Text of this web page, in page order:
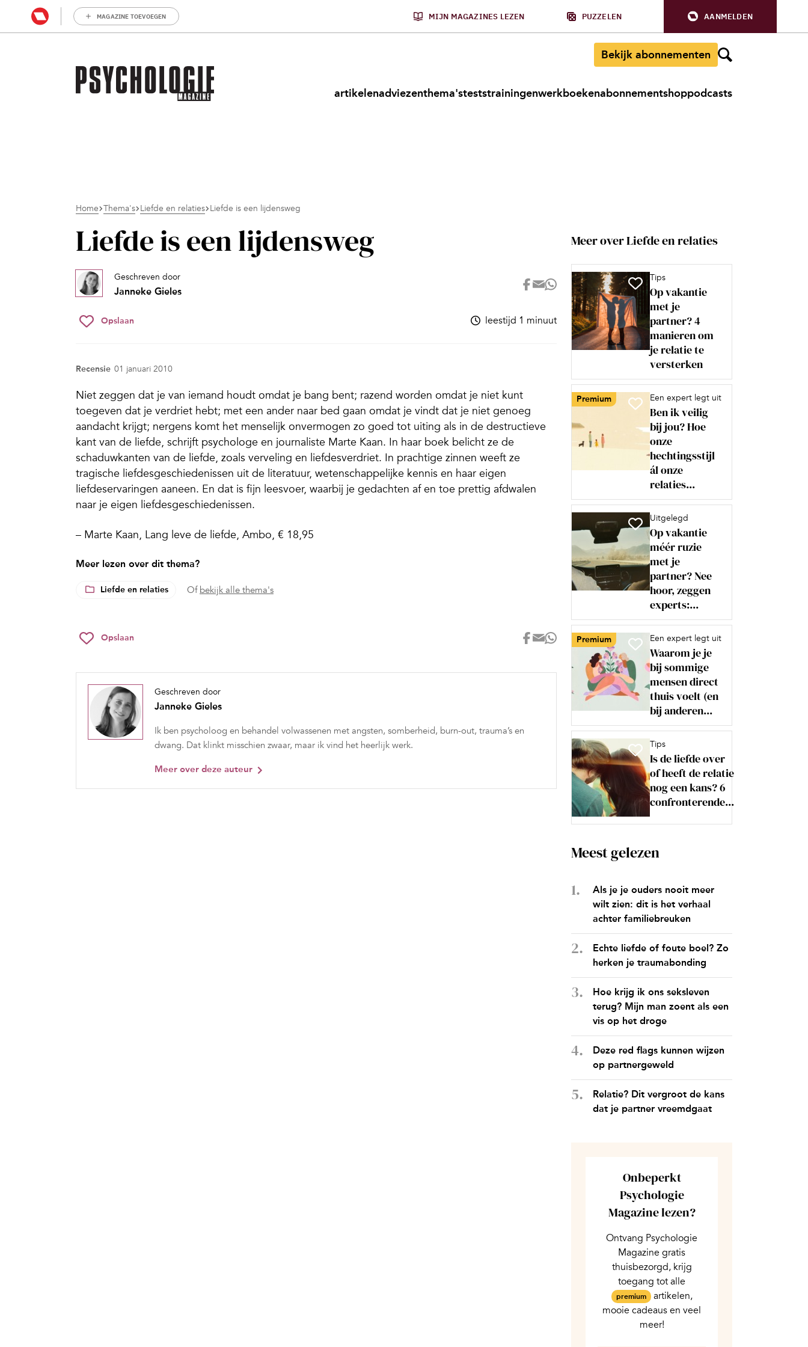
MAGAZINE TOEVOEGEN MIJN MAGAZINES LEZEN PUZZELEN AANMELDEN
Bekijk abonnementen
artikelenadviezenthema'steststrainingenwerkboekenabonnementshoppodcasts
Home Thema's Liefde en relaties Liefde is een lijdensweg
Liefde is een lijdensweg
Geschreven door
Janneke Gieles
Opslaan leestijd 1 minuut
Recensie 01 januari 2010
Niet zeggen dat je van iemand houdt omdat je bang bent; razend worden omdat je niet kunt
toegeven dat je verdriet hebt; met een ander naar bed gaan omdat je vindt dat je niet genoeg
aandacht krijgt; nergens komt het menselijk onvermogen zo goed tot uiting als in de destructieve
kant van de liefde, schrijft psychologe en journaliste Marte Kaan. In haar boek belicht ze de
schaduwkanten van de liefde, zoals verveling en liefdesverdriet. In prachtige zinnen weeft ze
tragische liefdesgeschiedenissen uit de literatuur, wetenschappelijke kennis en haar eigen
liefdeservaringen aaneen. En dat is fijn leesvoer, waarbij je gedachten af en toe prettig afdwalen
naar je eigen liefdesgeschiedenissen.
– Marte Kaan, Lang leve de liefde, Ambo, € 18,95
Meer lezen over dit thema?
Liefde en relaties Of bekijk alle thema's
Opslaan
Geschreven door
Janneke Gieles
Ik ben psycholoog en behandel volwassenen met angsten, somberheid, burn-out, trauma’s en
dwang. Dat klinkt misschien zwaar, maar ik vind het heerlijk werk.
Meer over deze auteur
Meer over Liefde en relaties
Tips
Op vakantie
met je
partner? 4
manieren om
je relatie te
versterken
Premium Een expert legt uit
Ben ik veilig
bij jou? Hoe
onze
hechtingsstijl
ál onze
relaties...
Uitgelegd
Op vakantie
méér ruzie
met je
partner? Nee
hoor, zeggen
experts:...
Premium Een expert legt uit
Waarom je je
bij sommige
mensen direct
thuis voelt (en
bij anderen...
Tips
Is de liefde over
of heeft de relatie
nog een kans? 6
confronterende...
Meest gelezen
Als je je ouders nooit meer
wilt zien: dit is het verhaal
achter familiebreuken
Echte liefde of foute boel? Zo
herken je traumabonding
Hoe krijg ik ons seksleven
terug? Mijn man zoent als een
vis op het droge
Deze red flags kunnen wijzen
op partnergeweld
Relatie? Dit vergroot de kans
dat je partner vreemdgaat
Onbeperkt
Psychologie
Magazine lezen?
Ontvang Psychologie
Magazine gratis
thuisbezorgd, krijg
toegang tot alle
premium artikelen,
mooie cadeaus en veel
meer!